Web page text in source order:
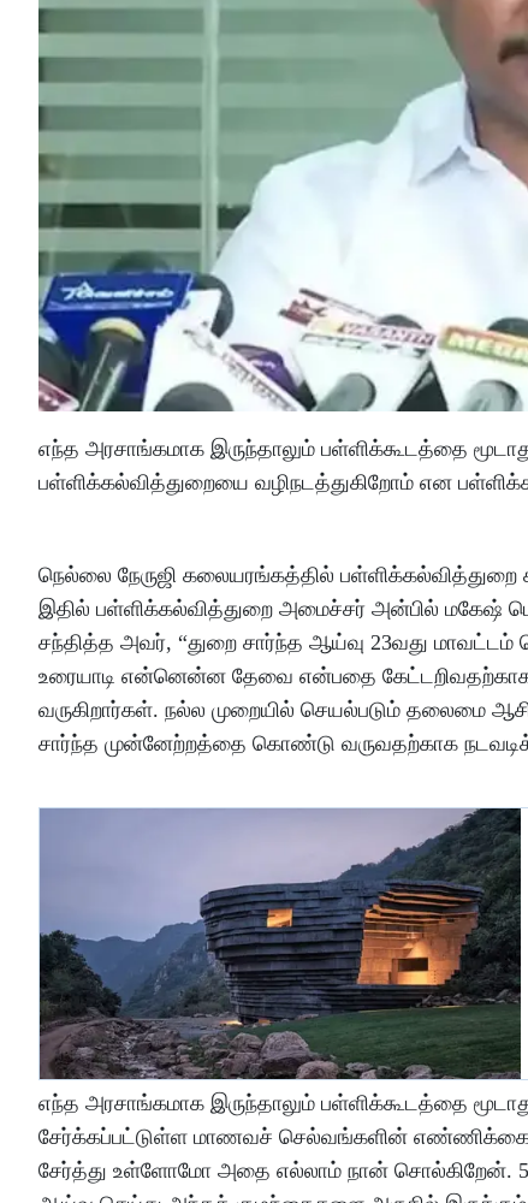
எந்த அரசாங்கமாக இருந்தாலும் பள்ளிக்கூடத்தை
பள்ளிக்கல்வித்துறையை வழிநடத்துகிறோம் என
நெல்லை நேருஜி கலையரங்கத்தில் பள்ளிக்கல்வித்துறை
இதில் பள்ளிக்கல்வித்துறை அமைச்சர் அன்பில் மகேஷ்
சந்தித்த அவர், “துறை சார்ந்த ஆய்வு 23வது மாவட்டம்
உரையாடி என்னென்ன தேவை என்பதை கேட்டறிவதற்காக
வருகிறார்கள். நல்ல முறையில் செயல்படும் தலைமை
சார்ந்த முன்னேற்றத்தை கொண்டு வருவதற்காக
எந்த அரசாங்கமாக இருந்தாலும் பள்ளிக்கூடத்தை
சேர்க்கப்பட்டுள்ள மாணவச் செல்வங்களின் எண்ணிக்கை
சேர்த்து உள்ளோமோ அதை எல்லாம் நான் சொல்கிறேன்.